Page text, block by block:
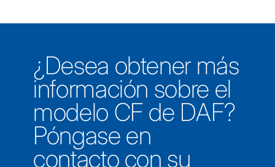
¿Desea obtener más
información sobre el
modelo CF de DAF?
Póngase en
contacto con su